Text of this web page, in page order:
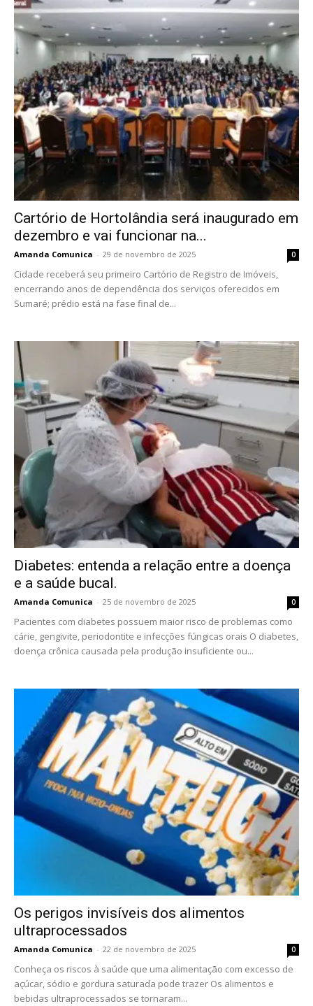
Cartório de Hortolândia será inaugurado em
dezembro e vai funcionar na...
Amanda Comunica - 29 de novembro de 2025 0
Cidade receberá seu primeiro Cartório de Registro de Imóveis,
encerrando anos de dependência dos serviços oferecidos em
Sumaré; prédio está na fase final de...
Diabetes: entenda a relação entre a doença
e a saúde bucal.
Amanda Comunica - 25 de novembro de 2025 0
Pacientes com diabetes possuem maior risco de problemas como
cárie, gengivite, periodontite e infecções fúngicas orais O diabetes,
doença crônica causada pela produção insuficiente ou...
Os perigos invisíveis dos alimentos
ultraprocessados
Amanda Comunica - 22 de novembro de 2025 0
Conheça os riscos à saúde que uma alimentação com excesso de
açúcar, sódio e gordura saturada pode trazer Os alimentos e
bebidas ultraprocessados se tornaram...